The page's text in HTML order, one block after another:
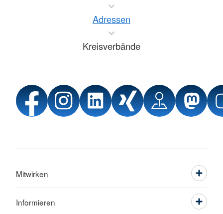
Adressen
Kreisverbände
Mitwirken
Informieren